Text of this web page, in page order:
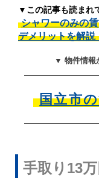
▼この記事も読まれ
シャワーのみの
デメリットを解説
▼ 物件情報
国立市
手取り13